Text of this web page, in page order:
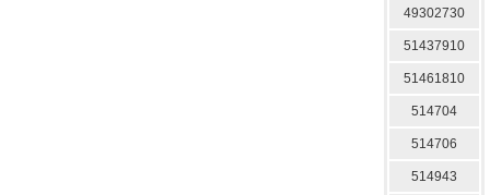
49302730
51437910
51461810
514704
514706
514943